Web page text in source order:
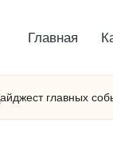
Главная
главных